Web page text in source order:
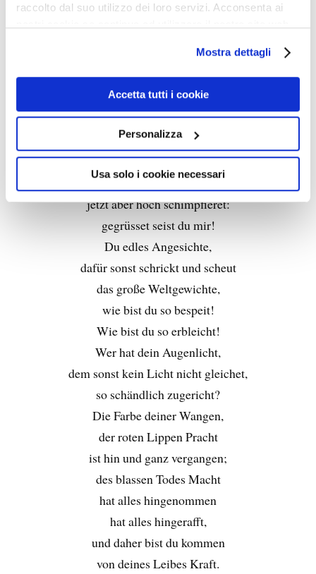
raccolto dal suo utilizzo dei loro servizi. Acconsenta ai
Mostra dettagli
Accetta tutti i cookie
Personalizza
Usa solo i cookie necessari
O Häupt voll Blut und Wunden,
voll Schmerz und voller Hohn!
O Häupt zu Spott gebunden
mit einer Dornenkron!
O Häupt, sonst schön gezieret
mit höchster Ehr und Zier,
jetzt aber hoch schimpfieret:
gegrüsset seist du mir!
Du edles Angesichte,
dafür sonst schrickt und scheut
das große Weltgewichte,
wie bist du so bespeit!
Wie bist du so erbleicht!
Wer hat dein Augenlicht,
dem sonst kein Licht nicht gleichet,
so schändlich zugericht?
Die Farbe deiner Wangen,
der roten Lippen Pracht
ist hin und ganz vergangen;
des blassen Todes Macht
hat alles hingenommen
hat alles hingerafft,
und daher bist du kommen
von deines Leibes Kraft.